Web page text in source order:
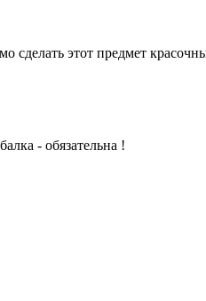
сделать этот предмет
- обязательна !